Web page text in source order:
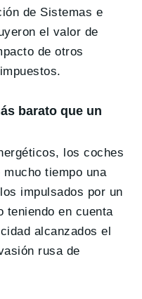
de Sistemas e
el valor de
de otros
barato que un
los coches
tiempo una
impulsados por un
teniendo en cuenta
alcanzados el
rusa de